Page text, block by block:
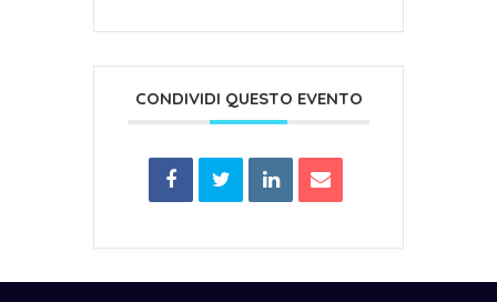
CONDIVIDI QUESTO EVENTO